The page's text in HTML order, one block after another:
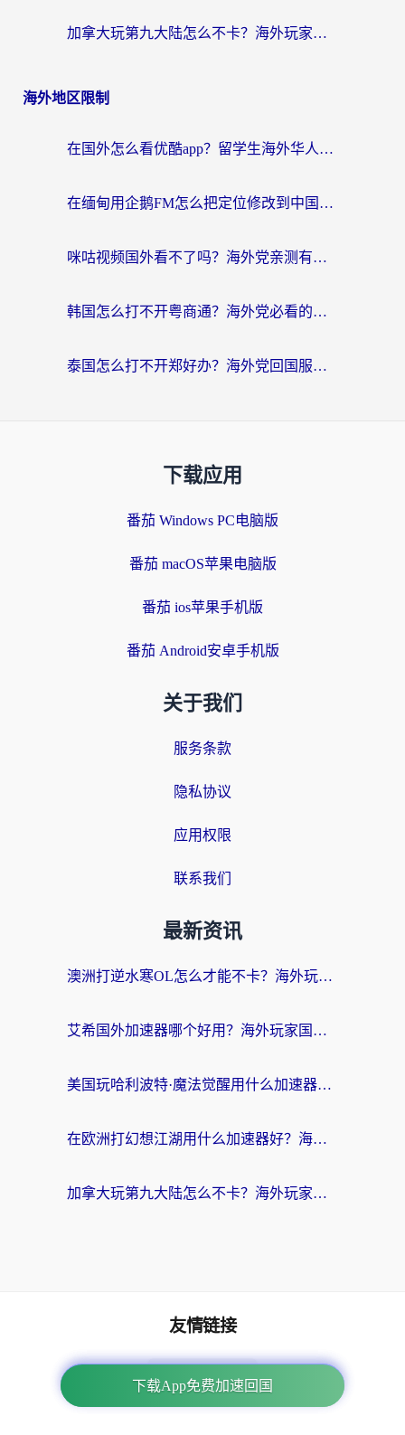
加拿大玩第九大陆怎么不卡？海外玩家国服游戏加速全攻略（附足球世界萤火突击实测）
海外地区限制
在国外怎么看优酷app？留学生海外华人必看的无限制追剧指南
在缅甸用企鹅FM怎么把定位修改到中国国内？海外党解决地域限制的实用指南
咪咕视频国外看不了吗？海外党亲测有效的回国加速解决方案
韩国怎么打不开粤商通？海外党必看的回国加速器选择指南（附加拿大农行俄罗斯有缘网解决方案）
泰国怎么打不开郑好办？海外党回国服务+影音追剧全搞定的实用指南
下载应用
番茄 Windows PC电脑版
番茄 macOS苹果电脑版
番茄 ios苹果手机版
番茄 Android安卓手机版
关于我们
服务条款
隐私协议
应用权限
联系我们
最新资讯
澳洲打逆水寒OL怎么才能不卡？海外玩家国服游戏加速终极指南（附梦幻模拟战地铁跑酷解决办法）
艾希国外加速器哪个好用？海外玩家国服游戏畅玩终极指南（附欧洲玩鸣潮街头篮球实测）
美国玩哈利波特·魔法觉醒用什么加速器？告别延迟的终极指南（含免费QQ炫舞方案+印尼妄想山海秘籍）
在欧洲打幻想江湖用什么加速器好？海外玩家国服游戏畅玩指南
加拿大玩第九大陆怎么不卡？海外玩家国服游戏加速全攻略（附足球世界萤火突击实测）
下载App免费加速回国
友情链接
下载App免费加速回国